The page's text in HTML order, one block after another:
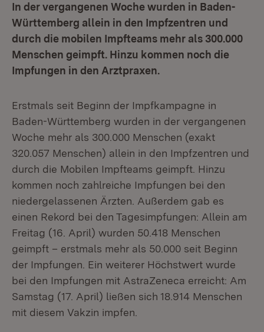
In der vergangenen Woche wurden in Baden-
Württemberg allein in den Impfzentren und
durch die mobilen Impfteams mehr als 300.000
Menschen geimpft. Hinzu kommen noch die
Impfungen in den Arztpraxen.
Erstmals seit Beginn der Impfkampagne in
Baden-Württemberg wurden in der vergangenen
Woche mehr als 300.000 Menschen (exakt
320.057 Menschen) allein in den Impfzentren und
durch die Mobilen Impfteams geimpft. Hinzu
kommen noch zahlreiche Impfungen bei den
niedergelassenen Ärzten. Außerdem gab es
einen Rekord bei den Tagesimpfungen: Allein am
Freitag (16. April) wurden 50.418 Menschen
geimpft – erstmals mehr als 50.000 seit Beginn
der Impfungen. Ein weiterer Höchstwert wurde
bei den Impfungen mit AstraZeneca erreicht: Am
Samstag (17. April) ließen sich 18.914 Menschen
mit diesem Vakzin impfen.